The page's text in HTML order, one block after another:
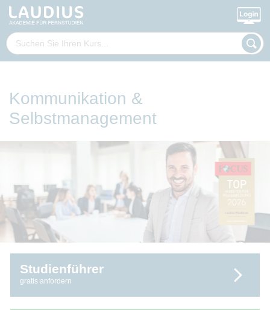
Kommunikation &
Selbstmanagement
Studienführer
gratis anfordern